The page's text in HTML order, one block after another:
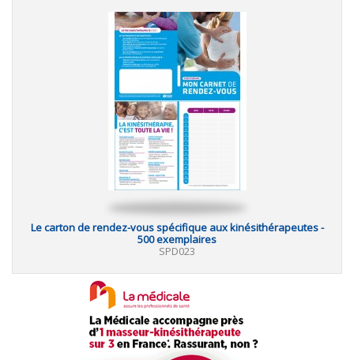
Le carton de rendez-vous spécifique aux kinésithérapeutes -
500 exemplaires
SPD023